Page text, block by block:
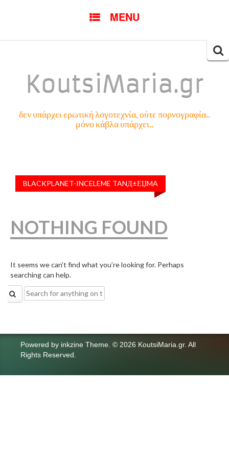
MENU
KoutsiMaria.gr
δεν υπάρχει ερωτική λογοτεχνία, ούτε πορνογραφία..
μόνο κάβλα υπάρχει..
BLACKPLANET-INCELEME TANД±ЕЏMA
NOTHING FOUND
It seems we can’t find what you’re looking for. Perhaps
searching can help.
Search
for:
Powered by inkzine Theme © 2026 KoutsiMaria.gr. All
Rights Reserved.